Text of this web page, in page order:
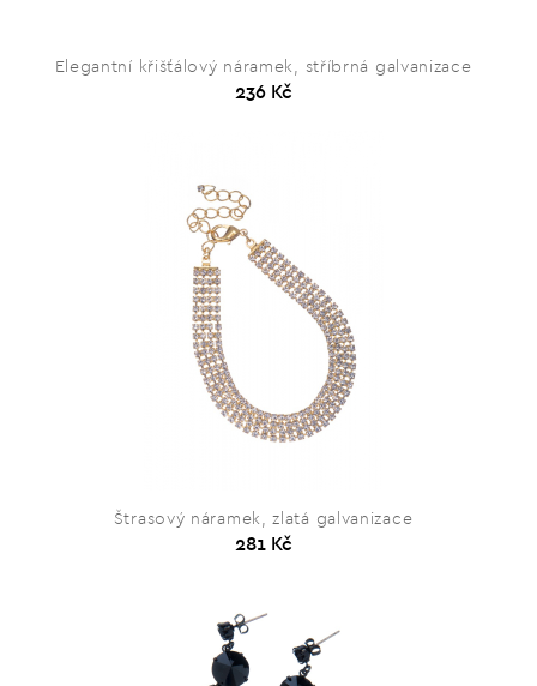
Elegantní křišťálový náramek, stříbrná galvanizace
236 Kč
Štrasový náramek, zlatá galvanizace
281 Kč